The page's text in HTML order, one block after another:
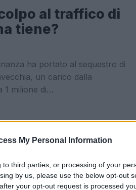
My Personal Information
third parties, or processing of your
by us, please use the below opt-out
your opt-out request is processed
al traffico di
tiene?
ha portato al sequestro di
un carico dalla
1 milione di…
armi e droga